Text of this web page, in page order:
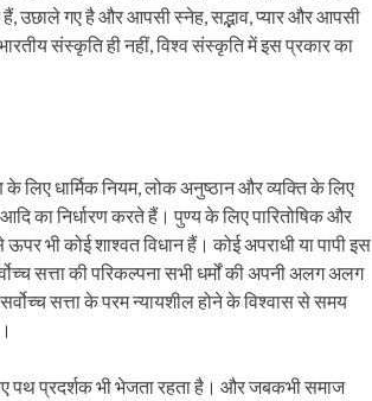
हैं, उछाले गए है और आपसी स्नेह, सद्भाव, प्यार और आपसी
संस्कृति ही नहीं, विश्व संस्कृति में इस प्रकार का
धार्मिक नियम, लोक अनुष्ठान और व्यक्ति के लिए
का निर्धारण करते हैं। पुण्य के लिए पारितोषिक और
भी कोई शाश्वत विधान हैं। कोई अपराधी या पापी इस
सत्ता की परिकल्पना सभी धर्मों की अपनी अलग अलग
सत्ता के परम न्यायशील होने के विश्वास से समय
पथ प्रदर्शक भी भेजता रहता है। और जबकभी समाज